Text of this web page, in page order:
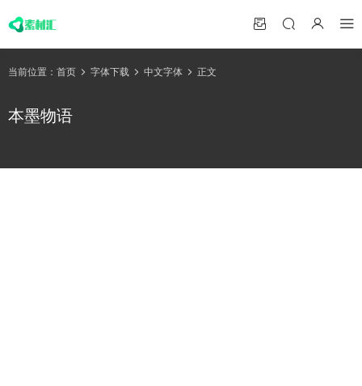
当前位置： 首页 字体下载 中文字体 正文
本墨物语